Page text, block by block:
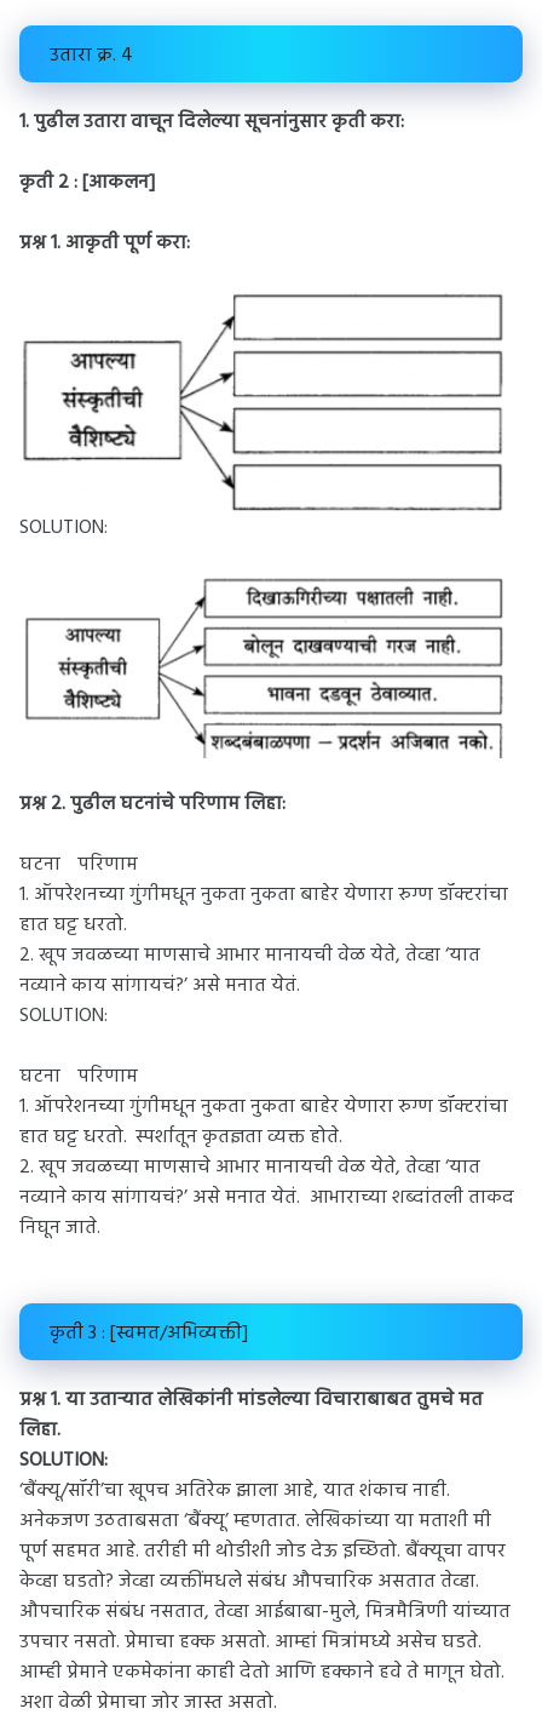
उतारा क्र. 4
1. पुढील उतारा वाचून दिलेल्या सूचनांनुसार कृती करा:
कृती 2 : [आकलन]
प्रश्न 1.आकृती पूर्ण करा:
SOLUTION:
प्रश्न 2.पुढील घटनांचे परिणाम लिहा:
घटना परिणाम
1. ऑपरेशनच्या गुंगीमधून नुकता नुकता बाहेर येणारा रुग्ण डॉक्टरांचा
हात घट्ट धरतो.
2. खूप जवळच्या माणसाचे आभार मानायची वेळ येते, तेव्हा ‘यात
नव्याने काय सांगायचं?’ असे मनात येतं.
SOLUTION:
घटना परिणाम
1. ऑपरेशनच्या गुंगीमधून नुकता नुकता बाहेर येणारा रुग्ण डॉक्टरांचा
हात घट्ट धरतो. स्पर्शातून कृतज्ञता व्यक्त होते.
2. खूप जवळच्या माणसाचे आभार मानायची वेळ येते, तेव्हा ‘यात
नव्याने काय सांगायचं?’ असे मनात येतं. आभाराच्या शब्दांतली ताकद
निघून जाते.
कृती 3 : [स्वमत/अभिव्यक्ती]
प्रश्न 1.या उताऱ्यात लेखिकांनी मांडलेल्या विचाराबाबत तुमचे मत
लिहा.
SOLUTION:
‘बैंक्यू/सॉरी’चा खूपच अतिरेक झाला आहे, यात शंकाच नाही.
अनेकजण उठताबसता ‘बैंक्यू’ म्हणतात. लेखिकांच्या या मताशी मी
पूर्ण सहमत आहे. तरीही मी थोडीशी जोड देऊ इच्छितो. बैंक्यूचा वापर
केव्हा घडतो? जेव्हा व्यक्तींमधले संबंध औपचारिक असतात तेव्हा.
औपचारिक संबंध नसतात, तेव्हा आईबाबा-मुले, मित्रमैत्रिणी यांच्यात
उपचार नसतो. प्रेमाचा हक्क असतो. आम्हां मित्रांमध्ये असेच घडते.
आम्ही प्रेमाने एकमेकांना काही देतो आणि हक्काने हवे ते मागून घेतो.
अशा वेळी प्रेमाचा जोर जास्त असतो.